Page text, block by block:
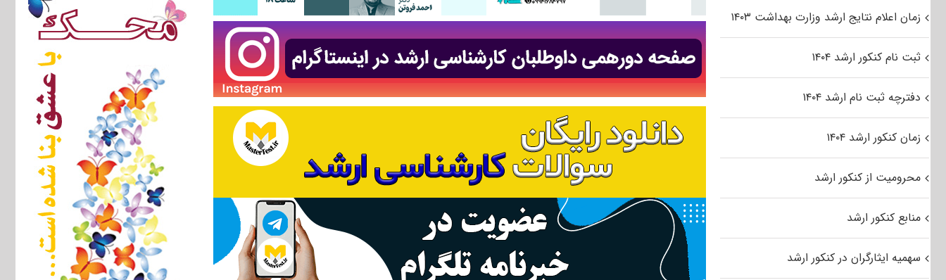
زمان اعلام نتایج ارشد وزارت بهداشت ۱۴۰۳
ثبت نام کنکور ارشد ۱۴۰۴
دفترچه ثبت نام ارشد ۱۴۰۴
زمان کنکور ارشد ۱۴۰۴
محرومیت از کنکور ارشد
منابع کنکور ارشد
سهمیه ایثارگران در کنکور ارشد